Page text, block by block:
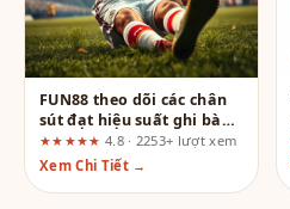
FUN88 theo dõi các chân
sút đạt hiệu suất ghi bàn
cao: Sân chơi dành cho
dân cá cược chuyên
★★★★★ 4.8 · 2253+ lượt xem
Xem Chi Tiết →